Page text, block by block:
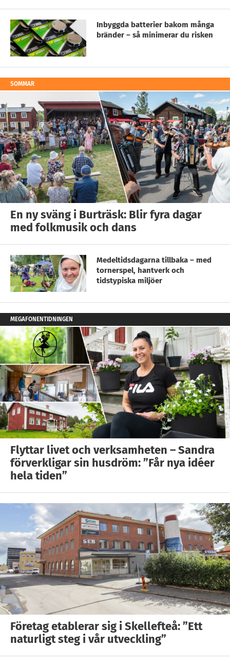
Inbyggda batterier bakom många
bränder – så minimerar du risken
SOMMAR
En ny sväng i Burträsk: Blir fyra dagar
med folkmusik och dans
Medeltidsdagarna tillbaka – med
tornerspel, hantverk och
tidstypiska miljöer
MEGAFONENTIDNINGEN
Flyttar livet och verksamheten – Sandra
förverkligar sin husdröm: ”Får nya idéer
hela tiden”
Företag etablerar sig i Skellefteå: ”Ett
naturligt steg i vår utveckling”